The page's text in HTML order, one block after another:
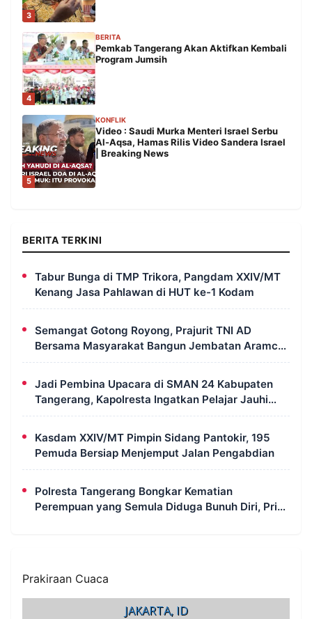
3
4
BERITA
Pemkab Tangerang Akan Aktifkan Kembali
Program Jumsih
5
KONFLIK
Video : Saudi Murka Menteri Israel Serbu
Al-Aqsa, Hamas Rilis Video Sandera Israel
| Breaking News
BERITA TERKINI
Tabur Bunga di TMP Trikora, Pangdam XXIV/MT
Kenang Jasa Pahlawan di HUT ke-1 Kodam
Semangat Gotong Royong, Prajurit TNI AD
Bersama Masyarakat Bangun Jembatan Aramco
di Merauke
Jadi Pembina Upacara di SMAN 24 Kabupaten
Tangerang, Kapolresta Ingatkan Pelajar Jauhi
Tawuran hingga Judi Online
Kasdam XXIV/MT Pimpin Sidang Pantokir, 195
Pemuda Bersiap Menjemput Jalan Pengabdian
Polresta Tangerang Bongkar Kematian
Perempuan yang Semula Diduga Bunuh Diri, Pria
Prakiraan Cuaca
JAKARTA, ID